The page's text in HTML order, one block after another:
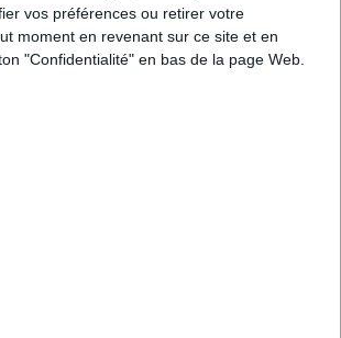
vos préférences ou retirer votre
moment en revenant sur ce site et en
"Confidentialité" en bas de la page Web.
En stock *
AJOUTER AU PANIER